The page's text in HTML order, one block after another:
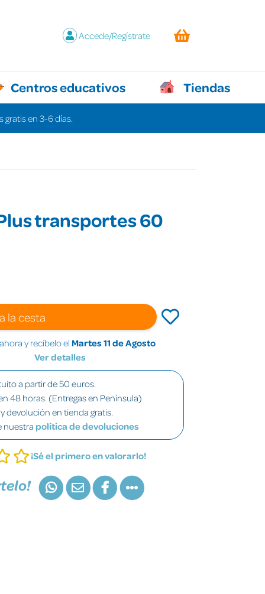
Accede/Regístrate
Centros educativos Tiendas
gratis en 3-6 días.
transportes 60
la cesta
y recíbelo el Martes 11 de Agosto
Ver detalles
a partir de 50 euros.
48 horas. (Entregas en Península)
devolución en tienda gratis.
nuestra política de devoluciones
¡Sé el primero en valorarlo!